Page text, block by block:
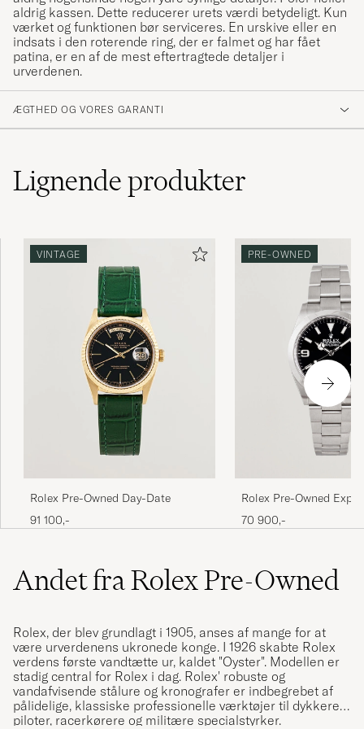
aldrig kassen. Dette reducerer urets værdi betydeligt. Kun
værket og funktionen bør serviceres. En urskive eller en
indsats i den roterende ring, der er falmet og har fået
patina, er en af de mest eftertragtede detaljer i
urverdenen.
ÆGTHED OG VORES GARANTI
Lignendeprodukter
VINTAGE
Rolex Pre-Owned Day-Date
91 100,-
PRE-OWNED
Rolex Pre-Owned
70 900,-
Andet fra Rolex Pre-Owned
Rolex, der blev grundlagt i 1905, anses af mange for at
være urverdenens ukronede konge. I 1926 skabte Rolex
verdens første vandtætte ur, kaldet "Oyster". Modellen er
stadig central for Rolex i dag. Rolex' robuste og
vandafvisende stålure og kronografer er indbegrebet af
pålidelige, klassiske professionelle værktøjer til dykkere,
piloter, racerkørere og militære specialstyrker.